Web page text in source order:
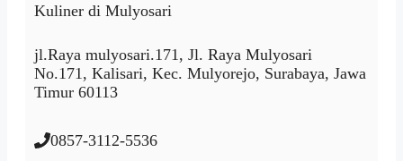
Kuliner di Mulyosari
jl.Raya mulyosari.171, Jl. Raya Mulyosari
No.171, Kalisari, Kec. Mulyorejo, Surabaya, Jawa
Timur 60113
0857-3112-5536